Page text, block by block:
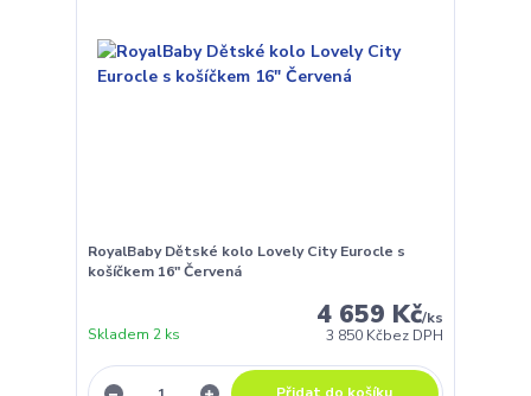
RoyalBaby Dětské kolo Lovely City Eurocle s
košíčkem 16" Červená
4 659 Kč/ks
3 850 Kčbez DPH
Skladem 2 ks